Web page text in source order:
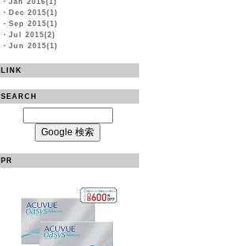
・ Jan 2016(1)
・ Dec 2015(1)
・ Sep 2015(1)
・ Jul 2015(2)
・ Jun 2015(1)
LINK
SEARCH
PR